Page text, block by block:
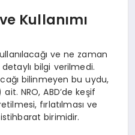
Kullanımı
ve ne zaman
detaylı bilgi verilmedi.
bilinmeyen bu uydu,
NRO, ABD’de keşif
fırlatılması ve
birimidir.